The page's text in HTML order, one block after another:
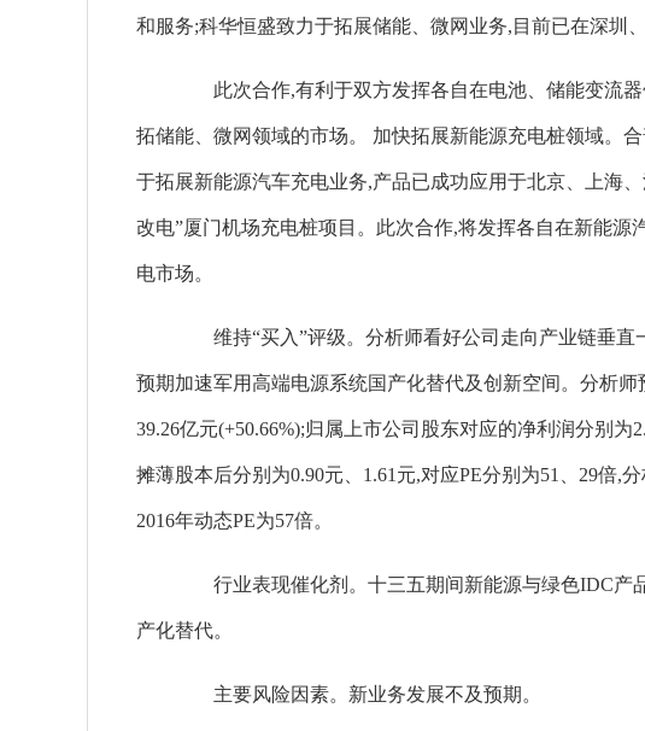
和服务;科华恒盛致力于拓展储能、微网业务,目前已在深圳
此次合作,有利于双方发挥各自在电池、储能变流器
拓储能、微网领域的市场。 加快拓展新能源充电桩领域。
于拓展新能源汽车充电业务,产品已成功应用于北京、上海
改电”厦门机场充电桩项目。此次合作,将发挥各自在新能
电市场。
维持“买入”评级。分析师看好公司走向产业链垂直
预期加速军用高端电源系统国产化替代及创新空间。分析师
39.26亿元(+50.66%);归属上市公司股东对应的净利润分别为
摊薄股本后分别为0.90元、1.61元,对应PE分别为51、29倍,
2016年动态PE为57倍。
行业表现催化剂。十三五期间新能源与绿色IDC产
产化替代。
主要风险因素。新业务发展不及预期。